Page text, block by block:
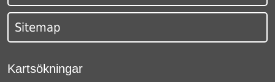
Sitemap
Kartsökningar